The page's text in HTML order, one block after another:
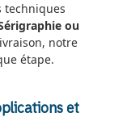
techniques
ou
notre
étape.
et